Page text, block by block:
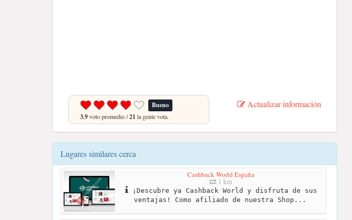
Bueno
3.9voto promedio /21 la gente vota.
Actualizar información
Lugares similares cerca
Cashback World España
1 km
¡Descubre ya Cashback World y disfruta de sus
ventajas! Como afiliado de nuestra Shop...